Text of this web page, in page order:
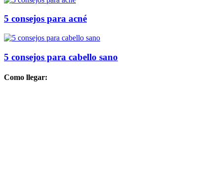
5 consejos para acné
5 consejos para cabello sano
Como llegar: